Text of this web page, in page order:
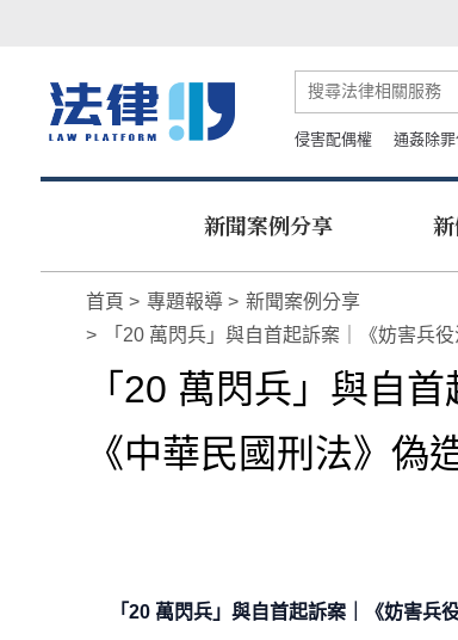
侵害配偶權 通姦除
新聞案例分享
首頁 專題報導
新聞案例分享
「20 萬閃兵」與自首起訴案｜《妨害兵
「20 萬閃兵」與自
《中華民國刑法》偽
「20 萬閃兵」與自首起訴案｜《妨害